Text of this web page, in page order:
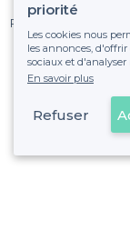
Pas de
fixe
priorité
Les cookies nous
les annonces,
sociaux et
En savoir plus
Refuser